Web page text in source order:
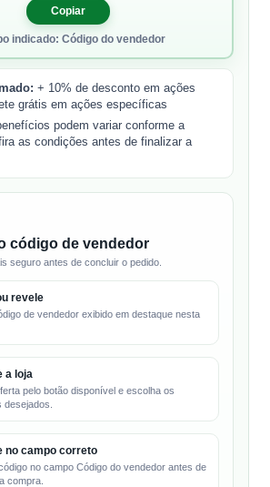
Copiar
indicado: Código do vendedor
+ 10% de desconto em ações
grátis em ações específicas
podem variar conforme a
as condições antes de finalizar a
código de vendedor
seguro antes de concluir o pedido.
revele
de vendedor exibido em destaque nesta
a loja
pelo botão disponível e escolha os
desejados.
no campo correto
no campo Código do vendedor antes de
compra.